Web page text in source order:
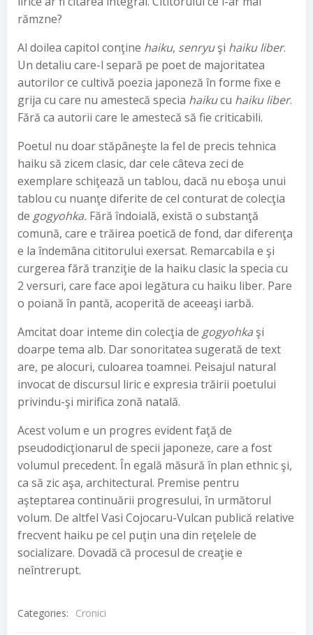
rămzne?
Al doilea capitol conţine haiku, senryuşi haiku liber.
Un detaliu care-l separă pe poet de majoritatea
autorilor ce cultivă poezia japoneză în forme fixe e
grija cu care nu amestecă specia haikucu haiku liber.
Fără ca autorii care le amestecă să fie criticabili.
Poetul nu doar stăpâneşte la fel de precis tehnica
haiku să zicem clasic, dar cele câteva zeci de
exemplare schiţează un tablou, dacă nu eboşa unui
tablou cu nuanţe diferite de cel conturat de colecţia
de gogyohka. Fără îndoială, există o substanţă
comună, care e trăirea poetică de fond, dar diferenţa
e la îndemâna cititorului exersat. Remarcabila e şi
curgerea fără tranziţie de la haiku clasic la specia cu
2 versuri, care face apoi legătura cu haiku liber. Pare
o poiană în pantă, acoperită de aceeaşi iarbă.
Amcitat doar inteme din colecţia de gogyohka şi
doarpe tema alb. Dar sonoritatea sugerată de text
are, pe alocuri, culoarea toamnei. Peisajul natural
invocat de discursul liric e expresia trăirii poetului
privindu-şi mirifica zonă natală.
Acest volum e un progres evident faţă de
pseudodicţionarul de specii japoneze, care a fost
volumul precedent. În egală măsură în plan ethnic şi,
ca să zic aşa, architectural. Premise pentru
aşteptarea continuării progresului, în următorul
volum. De altfel Vasi Cojocaru-Vulcan publică relative
frecvent haiku pe cel puţin una din reţelele de
socializare. Dovadă că procesul de creaţie e
neîntrerupt.
Categories: Cronici